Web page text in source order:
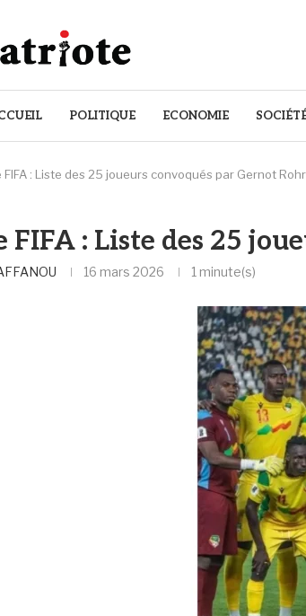
POLITIQUE ECONOMIE
FIFA : Liste des 25 joueurs convoqués par Gernot Rohr
FIFA : Liste des 25
16 mars 2026 1 minute(s)